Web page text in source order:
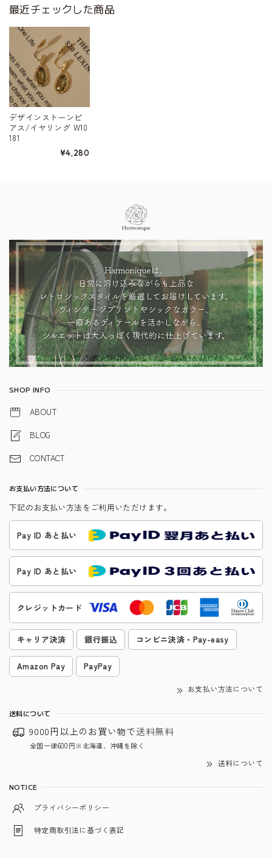
最近チェックした商品
デザインストーンピ
アス/イヤリング W10
181
¥4,280
SHOP INFO
ABOUT
BLOG
CONTACT
お支払い方法について
下記のお支払い方法をご利用いただけます。
Pay ID あと払い
Pay ID あと払い
クレジットカード
キャリア決済 銀行振込 コンビニ決済・Pay-easy
Amazon Pay PayPay
お支払い方法について
送料について
9000円以上のお買い物で送料無料
全国一律600円※北海道、沖縄を除く
送料について
NOTICE
プライバシーポリシー
特定商取引法に基づく表記